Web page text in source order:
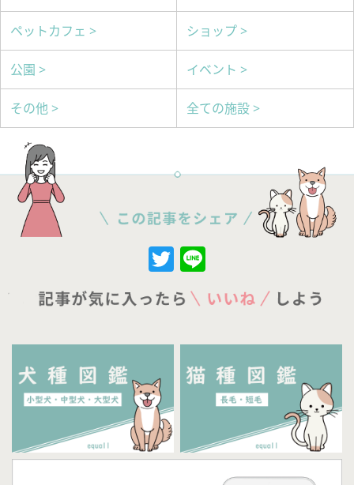
ペットカフェ > ショップ >
公園 > イベント >
その他 > 全ての施設 >
Twitter